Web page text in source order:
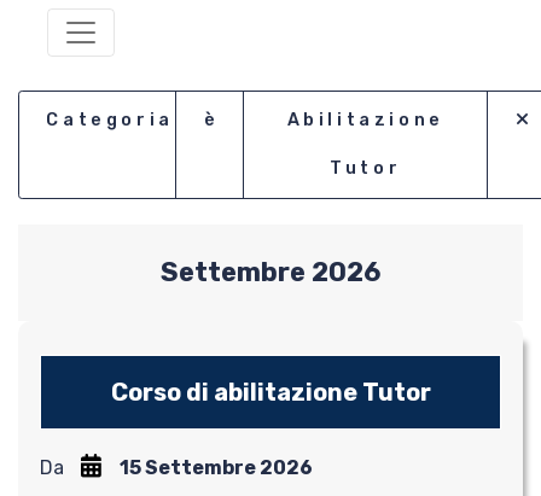
Tesseramento e
Affiliazione
Trasparente
Categoria è Abilitazione
Tutor
Settembre 2026
Corso di abilitazione Tutor
Da 15 Settembre 2026